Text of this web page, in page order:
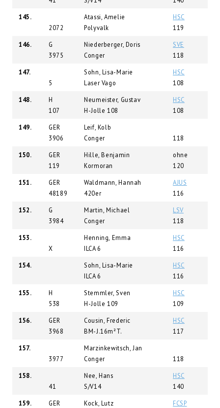
145.
2072
Atassi, Amelie
Polyvalk
HSC
119
146.
G
3975
Niederberger, Doris
Conger
SVE
118
147.
5
Sohn, Lisa-Marie
Laser Vago
HSC
108
148.
H
107
Neumeister, Gustav
H-Jolle 108
HSC
108
149.
GER
3906
Leif, Kolb
Conger
118
150.
GER
119
Hille, Benjamin
Kormoran
ohne
120
151.
GER
48189
Waldmann, Hannah
420er
AJUS
116
152.
G
3984
Martin, Michael
Conger
LSV
118
153.
X
Henning, Emma
ILCA 6
HSC
116
154.
Sohn, Lisa-Marie
ILCA 6
HSC
116
155.
H
538
Stemmler, Sven
H-Jolle 109
HSC
109
156.
GER
3968
Cousin, Frederic
BM-J.16m²T.
HSC
117
157.
3977
Marzinkewitsch, Jan
Conger
118
158.
41
Nee, Hans
S/V14
HSC
140
159.
GER
Kock, Lutz
FCSP